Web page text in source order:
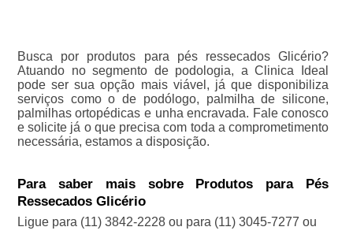
Busca por produtos para pés ressecados Glicério?
Atuando no segmento de podologia, a Clinica Ideal
pode ser sua opção mais viável, já que disponibiliza
serviços como o de podólogo, palmilha de silicone,
palmilhas ortopédicas e unha encravada. Fale conosco
e solicite já o que precisa com toda a comprometimento
necessária, estamos a disposição.
Para saber mais sobre Produtos para Pés
Ressecados Glicério
Ligue para (11) 3842-2228ou para (11) 3045-7277 ou